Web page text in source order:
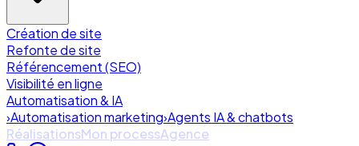
Création de site
Refonte de site
Référencement (SEO)
Visibilité en ligne
Automatisation & IA
›Automatisation marketing›Agents IA & chatbots
RéalisationsMon processAgence